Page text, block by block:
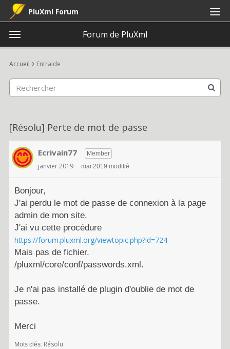
PluXml Forum
t
g
e
n
u
Forum de PluXml
Catégories
Discussions
Activité
Connexion
Accueil › Entraide
[Résolu] Perte de mot de passe
Ecrivain77 Member
janvier 2019 mai 2019 modifié
Bonjour,
J'ai perdu le mot de passe de connexion à la page
admin de mon site.
J'ai vu cette procédure
https://forum.pluxml.org/viewtopic.php?id=724
Mais pas de fichier.
/pluxml/core/conf/passwords.xml.
Je n'ai pas installé de plugin d'oublie de mot de
passe.
Merci
Mots clés: Résolu